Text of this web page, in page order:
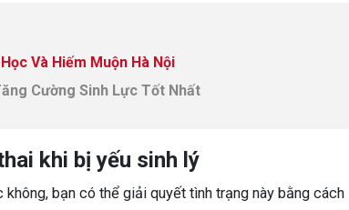
Và Hiếm Muộn Hà Nội
Cường Sinh Lực Tốt Nhất
khi bị yếu sinh lý
bạn có thể giải quyết tình trạng này bằng cách